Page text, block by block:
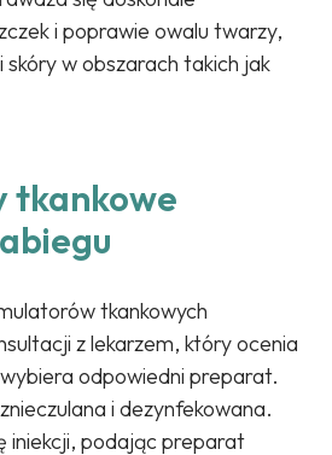
i poprawie owalu twarzy,
w obszarach takich jak
tkankowe
tkankowych
z lekarzem, który ocenia
odpowiedni preparat.
i dezynfekowana.
iniekcji, podając preparat